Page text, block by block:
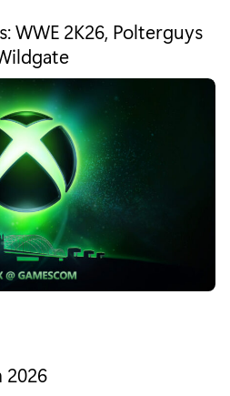
r
i
z
o
n
3
H
o
WWE 2K26, Polterguys
2026